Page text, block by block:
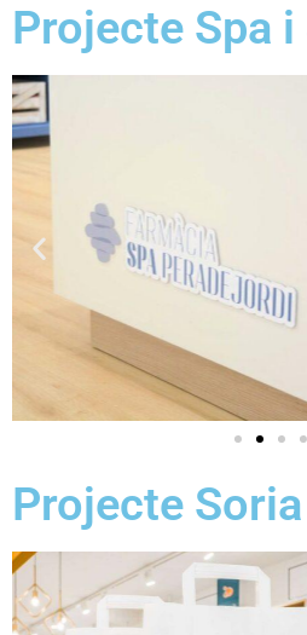
Projecte Spa i
Projecte Soria